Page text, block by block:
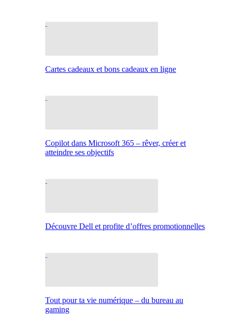
Cartes cadeaux et bons cadeaux en ligne
Copilot dans Microsoft 365 – rêver, créer et
atteindre ses objectifs
Découvre Dell et profite d’offres promotionnelles
Tout pour ta vie numérique – du bureau au
gaming